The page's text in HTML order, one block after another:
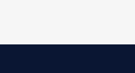
«Запад», «Центр»,